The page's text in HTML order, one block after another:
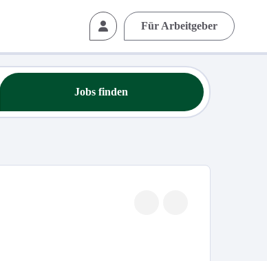
Für Arbeitgeber
Jobs finden